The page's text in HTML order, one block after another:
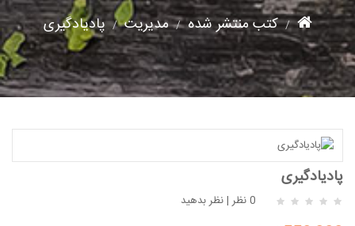
کتب منتشر شده مدیریت پادیادگیری
پادیادگیری
0 نظر |نظر بدهید